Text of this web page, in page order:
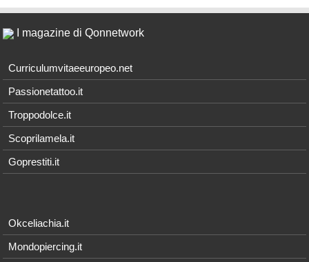
I magazine di Qonnetwork
Curriculumvitaeeuropeo.net
Passionetattoo.it
Troppodolce.it
Scoprilamela.it
Goprestiti.it
Okceliachia.it
Mondopiercing.it